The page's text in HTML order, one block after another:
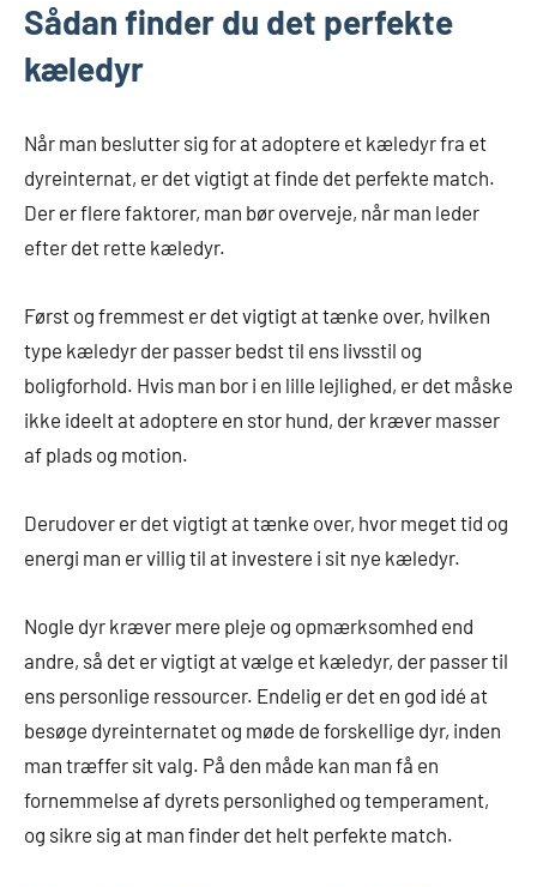
Sådan finder du det perfekte
kæledyr
Når man beslutter sig for at adoptere et kæledyr fra et
dyreinternat, er det vigtigt at finde det perfekte match.
Der er flere faktorer, man bør overveje, når man leder
efter det rette kæledyr.
Først og fremmest er det vigtigt at tænke over, hvilken
type kæledyr der passer bedst til ens livsstil og
boligforhold. Hvis man bor i en lille lejlighed, er det måske
ikke ideelt at adoptere en stor hund, der kræver masser
af plads og motion.
Derudover er det vigtigt at tænke over, hvor meget tid og
energi man er villig til at investere i sit nye kæledyr.
Nogle dyr kræver mere pleje og opmærksomhed end
andre, så det er vigtigt at vælge et kæledyr, der passer til
ens personlige ressourcer. Endelig er det en god idé at
besøge dyreinternatet og møde de forskellige dyr, inden
man træffer sit valg. På den måde kan man få en
fornemmelse af dyrets personlighed og temperament,
og sikre sig at man finder det helt perfekte match.